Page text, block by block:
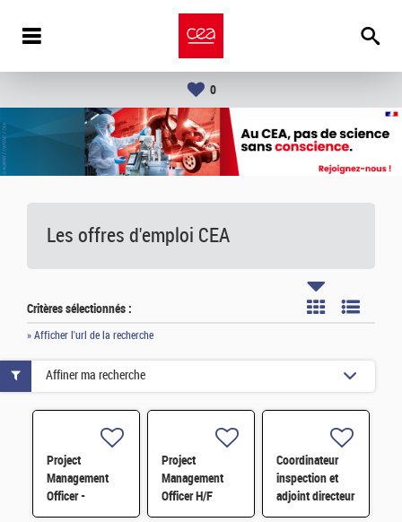
0
Les offres d'emploi CEA
Critères sélectionnés :
» Afficher l'url de la recherche
Project
Management
Officer -
Référent Cost
Project
Management
Officer H/F
Coordinateur
inspection et
adjoint directeur
qualité/inspection
Affiner ma recherche